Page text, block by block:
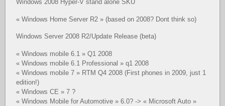
Windows 2008 Hyper-V stand alone SKU
« Windows Home Server R2 » (based on 2008? Dont think so)
Windows Server 2008 R2/Update Release (beta)
« Windows mobile 6.1 » Q1 2008
« Windows mobile 6.1 Professional » q1 2008
« Windows mobile 7 » RTM Q4 2008 (First phones in 2009, just 1
edition!)
« Windows CE » 7 ?
« Windows Mobile for Automotive » 6.0? -> « Microsoft Auto »